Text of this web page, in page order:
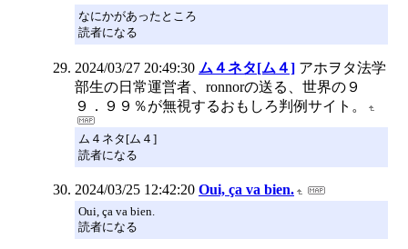
なにかがあったところ
読者になる
2024/03/27 20:49:30 ム４ネタ[ム４] アホヲタ法学
部生の日常運営者、ronnorの送る、世界の９
９．９９％が無視するおもしろ判例サイト。
ム４ネタ[ム４]
読者になる
2024/03/25 12:42:20 Oui, ça va bien.
Oui, ça va bien.
読者になる